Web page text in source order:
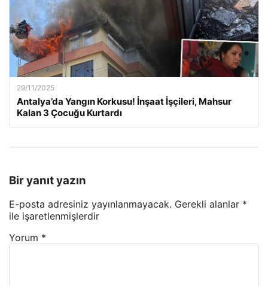
29/11/2025
Antalya’da Yangın Korkusu! İnşaat İşçileri, Mahsur
Kalan 3 Çocuğu Kurtardı
Bir yanıt yazın
E-posta adresiniz yayınlanmayacak. Gerekli alanlar *
ile işaretlenmişlerdir
Yorum *